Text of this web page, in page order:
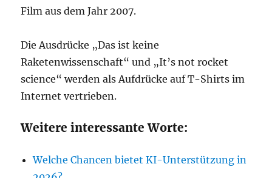
Film aus dem Jahr 2007.
Die Ausdrücke „Das ist keine
Raketenwissenschaft“ und „It’s not rocket
science“ werden als Aufdrücke auf T-Shirts im
Internet vertrieben.
Weitere interessante Worte:
Welche Chancen bietet KI-Unterstützung in